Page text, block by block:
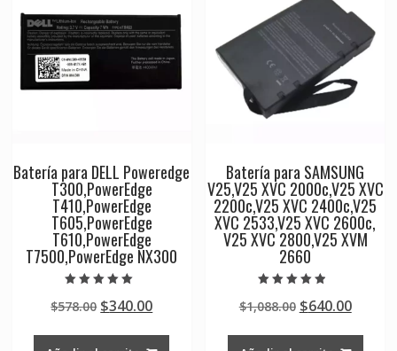
Batería para DELL Poweredge
T300,PowerEdge
T410,PowerEdge
T605,PowerEdge
T610,PowerEdge
T7500,PowerEdge NX300
5.00
de 5
$578.00 Original
was:
$340.00Current
Batería para SAMSUNG
V25,V25 XVC 2000c,V25 XVC
2200c,V25 XVC 2400c,V25
XVC 2533,V25 XVC 2600c,
V25 XVC 2800,V25 XVM
2660
4.50
de 5
$1,088.00 Original
was:
$640.00